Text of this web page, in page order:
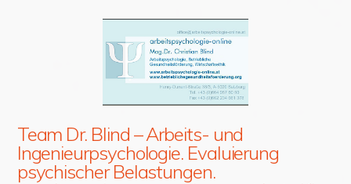
Team Dr. Blind – Arbeits- und
Ingenieurpsychologie. Evaluierung
psychischer Belastungen.